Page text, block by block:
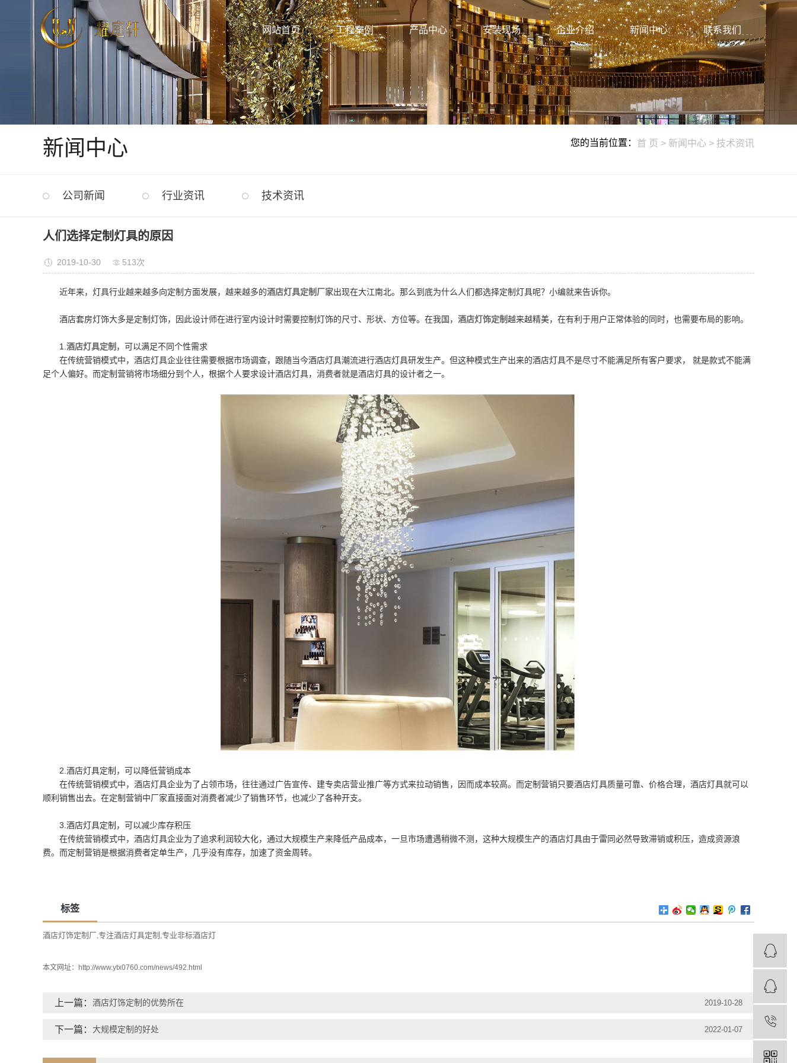
网站首页 工程案例 产品中心 安装现场 企业介绍 新闻中心 联系我们
新闻中心 您的当前位置： 首 页 > 新闻中心 > 技术资讯
公司新闻 行业资讯 技术资讯
人们选择定制灯具的原因
2019-10-30 513次
近年来，灯具行业越来越多向定制方面发展，越来越多的酒店灯具定制厂家出现在大江南北。那么到底为什么人们都选择定制灯具呢？小编就来告诉你。
酒店套房灯饰大多是定制灯饰，因此设计师在进行室内设计时需要控制灯饰的尺寸、形状、方位等。在我国， 酒店灯饰定制越来越精美，在有利于用户正常体验的同时，也需要布局的影响。
1. 酒店灯具定制 ，可以满足不同个性需求
在传统营销模式中，酒店灯具企业往往需要根据市场调查，跟随当今酒店灯具潮流进行酒店灯具研发生产。但这种模式生产出来的酒店灯具不是尽寸不能满足所有客户要求， 就是款式不能满
足个人偏好。而定制营销将市场细分到个人，根据个人要求设计酒店灯具，消费者就是酒店灯具的设计者之一。
2.酒店灯具定制，可以降低营销成本
在传统营销模式中，酒店灯具企业为了占领市场，往往通过广告宣传、建专卖店营业推广等方式来拉动销售，因而成本较高。而定制营销只要酒店灯具质量可靠、价格合理，酒店灯具就可以
顺利销售出去。在定制营销中厂家直接面对消费者减少了销售环节，也减少了各种开支。
3.酒店灯具定制，可以减少库存积压
在传统营销模式中，酒店灯具企业为了追求利润较大化，通过大规模生产来降低产品成本，一旦市场遭遇稍微不测，这种大规模生产的酒店灯具由于雷同必然导致滞销或积压，造成资源浪
费。而定制营销是根据消费者定单生产，几乎没有库存，加速了资金周转。
标签
酒店灯饰定制厂,专注酒店灯具定制 ,专业非标酒店灯
本文网址： http://www.ytx0760.com/news/492.html
上一篇： 酒店灯饰定制的优势所在 2019-10-28
下一篇： 大规模定制的好处 2022-01-07